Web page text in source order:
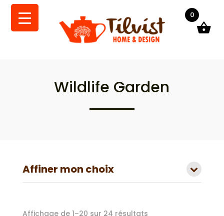
Wildlife Garden
Affiner mon choix
Affichage de 1–20 sur 24 résultatsTrié
0